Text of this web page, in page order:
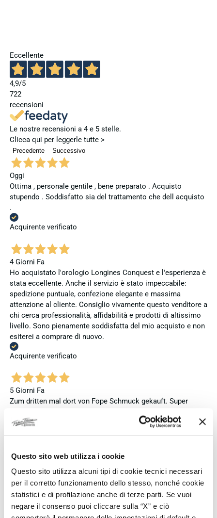
Questo sito web utilizza i cookie
Questo sito utilizza alcuni tipi di cookie tecnici necessari
per il corretto funzionamento dello stesso, nonché cookie
statistici e di profilazione anche di terze parti. Se vuoi
negare il consenso puoi cliccare sulla “X” e ciò
Eccellente
4,9/5
722
recensioni
Le nostre recensioni a 4 e 5 stelle.
Clicca qui per leggerle tutte >
Precedente Successivo
Oggi
Ottima , personale gentile , bene preparato . Acquisto
stupendo . Soddisfatto sia del trattamento che dell acquisto
.
Acquirente verificato
4 Giorni Fa
Ho acquistato l'orologio Longines Conquest e l'esperienza è
stata eccellente. Anche il servizio è stato impeccabile:
spedizione puntuale, confezione elegante e massima
attenzione al cliente. Consiglio vivamente questo venditore a
chi cerca professionalità, affidabilità e prodotti di altissimo
livello. Sono pienamente soddisfatta del mio acquisto e non
esiterei a comprare di nuovo.
Acquirente verificato
5 Giorni Fa
Zum dritten mal dort von Fope Schmuck gekauft. Super
weiterempfehlen. Einfach TOPP!!
5 Giorni Fa
Ich bin insgesamt mit meinem Kauf zufrieden. Die Uhr ist
neu, original und funktioniert einwandfrei. Besonders positiv
hervorheben möchte ich den attraktiven Preis sowie den